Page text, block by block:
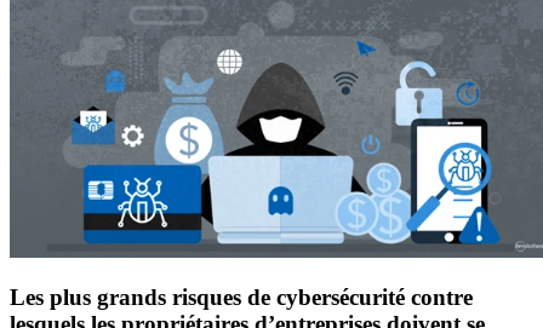
Les plus grands risques de cybersécurité contre